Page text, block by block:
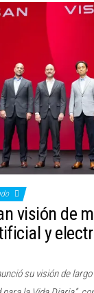
visión de
y
su visión de